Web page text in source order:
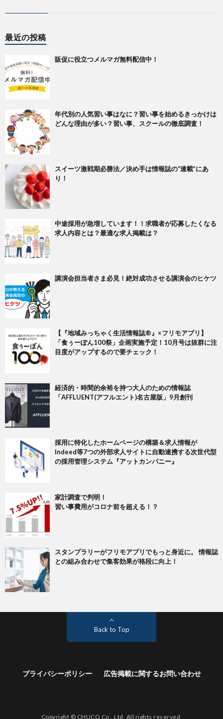
最近の投稿
販促に役立つメルマガ無料配信中！
年代別の人気習い事はなに？習い事を始めるきっかけは
どんな理由が多い？習い事、スクールの徹底調査！
スイーツ激戦期必勝法／決め手は情報誌の“連載”にあ
り！
中途採用が急増しています！！求職者が応募したくなる
求人内容とは？最適な求人掲載は？
講演会担当者さま必見！絶対成功させる講演会のヒケツ​
【『地域みっちゃく生活情報誌®』×フリモアプリ】
「食ぅーぽん100祭」企画実施予定！10月号は抜群に注
目度がアップするので要チェック！
経済的・時間的余裕を持つ大人のための情報誌
「AFFLUENT(アフルエント)名古屋版」9月創刊
採用に特化したホームページの構築＆求人情報が
Indeed等7つの外部求人サイトに自動連携する次世代型
の採用管理システム『アットカンパニー』
家計調査で判明！
習い事費用がコロナ前を超える！？
スタンプラリーがフリモアプリでもっと身近に。 情報誌
との組み合わせで集客効果が格段に向上！
Back to Top
プライバシーポリシー 広告掲載に関するお問い合わせ
Copyright © CHUCO Co., Ltd. All rights reserved.